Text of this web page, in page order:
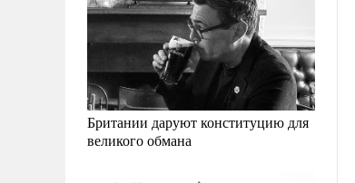
Британии даруют конституцию для
великого обмана